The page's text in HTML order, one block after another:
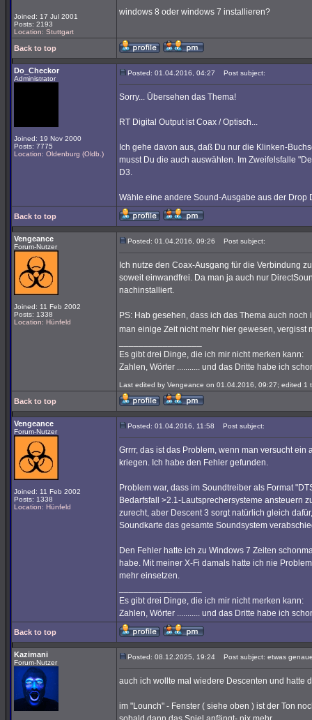
Joined: 17 Jul 2001
Posts: 2193
Location: Stuttgart
windows 8 oder windows 7 installieren?
Back to top
Do_Checkor
Administrator
Joined: 19 Nov 2000
Posts: 7775
Location: Oldenburg (Oldb.)
Posted: 01.04.2016, 04:27 Post subject:
Sorry... Übersehen das Thema!
RT Digital Output ist Coax / Optisch...
Ich gehe davon aus, daß Du nur die Klinken-
musst Du die auch auswählen. Im Zweifelsfalle
D3.
Wähle eine andere Sound-Ausgabe aus der Drop
Back to top
Vengeance
Forum-Nutzer
Joined: 11 Feb 2002
Posts: 1338
Location: Hünfeld
Posted: 01.04.2016, 09:26 Post subject:
Ich nutze den Coax-Ausgang für die Verbindung
soweit einwandfrei. Da man ja auch nur
nachinstalliert.
PS: Hab gesehen, dass ich das Thema auch
man einige Zeit nicht mehr hier gewesen, vergisst
Es gibt drei Dinge, die ich mir nicht merken kann:
Zahlen, Wörter ........... und das Dritte habe ich
Last edited by Vengeance on 01.04.2016, 09:27; edited 1
Back to top
Vengeance
Forum-Nutzer
Joined: 11 Feb 2002
Posts: 1338
Location: Hünfeld
Posted: 01.04.2016, 11:58 Post subject:
Grrrr, das ist das Problem, wenn man versucht
kriegen. Ich habe den Fehler gefunden.
Problem war, dass im Soundtreiber als Format
Bedarfsfall >2.1-Lautsprechersysteme ansteuern
zurecht, aber Descent 3 sorgt natürlich gleich
Soundkarte das gesamte Soundsystem
Den Fehler hatte ich zu Windows 7 Zeiten
habe. Mit meiner X-Fi damals hatte ich nie
mehr einsetzen.
Es gibt drei Dinge, die ich mir nicht merken kann:
Zahlen, Wörter ........... und das Dritte habe ich
Back to top
Kazimani
Forum-Nutzer
Posted: 08.12.2025, 19:24 Post subject: etwas
auch ich wollte mal wiedere Descenten und hatte
im "Lounch" - Fenster ( siehe oben ) ist der Ton